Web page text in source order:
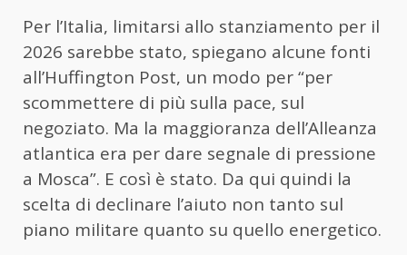
Per l’Italia, limitarsi allo stanziamento per il
2026 sarebbe stato, spiegano alcune fonti
all’Huffington Post, un modo per “per
scommettere di più sulla pace, sul
negoziato. Ma la maggioranza dell’Alleanza
atlantica era per dare segnale di pressione
a Mosca”. E così è stato. Da qui quindi la
scelta di declinare l’aiuto non tanto sul
piano militare quanto su quello energetico.